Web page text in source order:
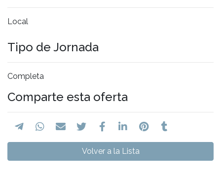
Local
Tipo de Jornada
Completa
Comparte esta oferta
Volver a la Lista